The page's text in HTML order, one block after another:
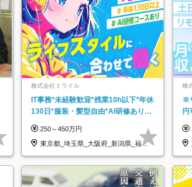
株式会社ミライル
IT事務*未経験歓迎*残業10h以下*年休
130日*服装・髪型自由*AI研修あり*
250～450万円
東京都_埼玉県_大阪府_新潟県_福岡
県
株
ラ
社
※
円
知